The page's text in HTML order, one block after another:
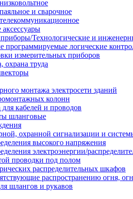
и сварочное
Технологические и
логические
измерительных приборов
охрана труда
монтажа электросети зданий
колонн
кабелей и проводов
шланговые
охранной сигнализации и
высокого напряжения
электроэнергии/
проводки под полом
распределительных шкафов
распространению огня,
шлангов и рукавов